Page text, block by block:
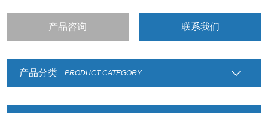
产品咨询 联系我们
产品分类 PRODUCT CATEGORY